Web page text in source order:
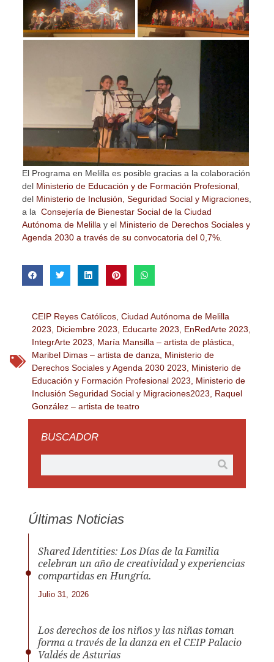
El Programa en Melilla es posible gracias a la colaboración
del Ministerio de Educación y de Formación Profesional,
del Ministerio de Inclusión, Seguridad Social y Migraciones,
a la Consejería de Bienestar Social de la Ciudad
Autónoma de Melilla y el Ministerio de Derechos Sociales y
Agenda 2030 a través de su convocatoria del 0,7%.
CEIP Reyes Católicos, Ciudad Autónoma de Melilla
2023
Diciembre 2023 Educarte 2023 EnRedArte 2023
IntegrArte 2023
María Mansilla – artista de plástica
Maribel Dimas – artista de danza
Ministerio de
Derechos Sociales y Agenda 2030 2023
Ministerio de
Educación y Formación Profesional 2023
Ministerio de
Inclusión Seguridad Social y Migraciones2023
Raquel
González – artista de teatro
BUSCADOR
Últimas Noticias
Shared Identities: Los Días de la Familia
celebran un año de creatividad y experiencias
compartidas en Hungría.
Julio 31, 2026
Los derechos de los niños y las niñas toman
forma a través de la danza en el CEIP Palacio
Valdés de Asturias